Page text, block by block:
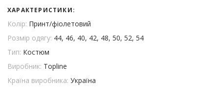
ХАРАКТЕРИСТИКИ:
Колір: Принт/фіолетовий
Розмір одягу: 44, 46, 40, 42, 48, 50, 52, 54
Тип: Костюм
Виробник: Topline
Країна виробника: Україна